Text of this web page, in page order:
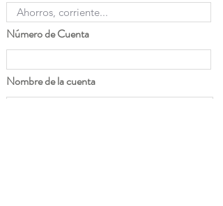
Número de Cuenta
Nombre de la cuenta